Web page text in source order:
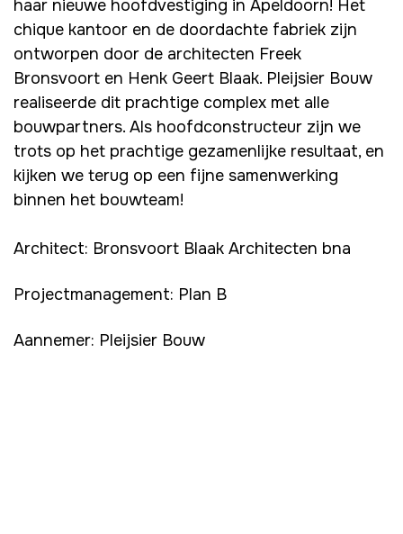
Offerte aanvragen
haar nieuwe hoofdvestiging in Apeldoorn! Het
chique kantoor en de doordachte fabriek zijn
ontworpen door de architecten Freek
Bronsvoort en Henk Geert Blaak. Pleijsier Bouw
realiseerde dit prachtige complex met alle
bouwpartners. Als hoofdconstructeur zijn we
trots op het prachtige gezamenlijke resultaat, en
kijken we terug op een fijne samenwerking
binnen het bouwteam!
Architect: Bronsvoort Blaak Architecten bna
Projectmanagement: Plan B
Aannemer: Pleijsier Bouw